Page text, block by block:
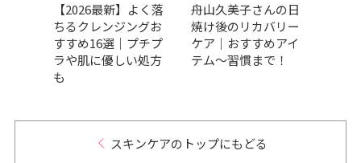
【2026最新】よく落
ちるクレンジングお
すすめ16選｜プチプ
ラや肌に優しい処方
も
舟山久美子さんの日
焼け後のリカバリー
ケア｜おすすめアイ
テム～習慣まで！
スキンケアのトップにもどる